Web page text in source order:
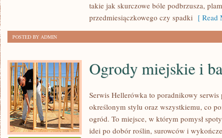
takie jak skurczowe bóle podbrzusza,
przedmiesiączkowego czy spadki [ Read
POSTED BY ADMIN
Ogrody miejskie i
Serwis Hellerówka to poradnikowy
określonym stylu oraz wszystkiemu, co
ogród. To miejsce, w którym pomysł
idei po dobór roślin, surowców i